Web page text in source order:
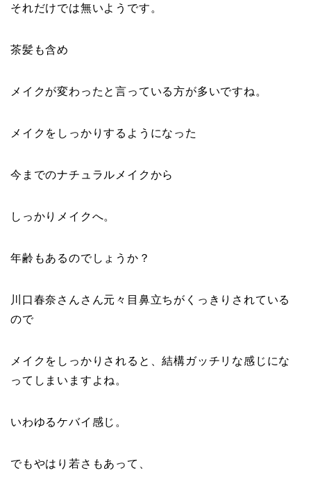
それだけでは無いようです。
茶髪も含め
メイクが変わったと言っている方が多いですね。
メイクをしっかりするようになった
今までのナチュラルメイクから
しっかりメイクへ。
年齢もあるのでしょうか？
川口春奈さんさん元々目鼻立ちがくっきりされている
ので
メイクをしっかりされると、結構ガッチリな感じにな
ってしまいますよね。
いわゆるケバイ感じ。
でもやはり若さもあって、